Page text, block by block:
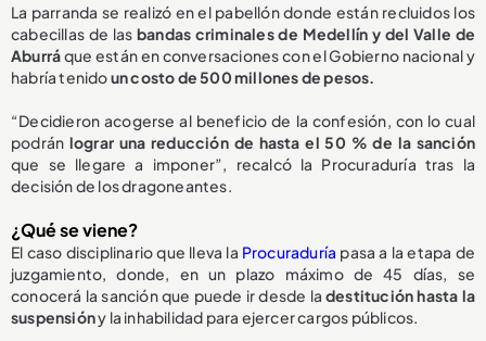
La parranda se realizó en el pabellón donde están recluidos los
cabecillas de las bandas criminales de Medellín y del Valle de
Aburráque están en conversaciones con el Gobierno nacional y
habría tenidoun costo de 500 millones de pesos.
“Decidieron acogerse al beneficio de la confesión, con lo cual
podrán lograr una reducción de hasta el 50 % de la sanción
que se llegare a imponer”, recalcó la Procuraduría tras la
decisión de los dragoneantes.
¿Qué se viene?
El caso disciplinario que lleva la Procuraduría pasa a la etapa de
juzgamiento, donde, en un plazo máximo de 45 días, se
conocerá la sanción que puede ir desde ladestitución hasta la
suspensióny la inhabilidad para ejercer cargos públicos.